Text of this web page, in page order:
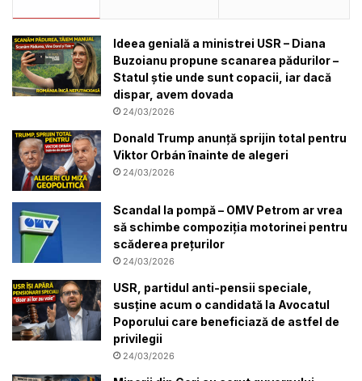
Ideea genială a ministrei USR – Diana
Buzoianu propune scanarea pădurilor –
Statul știe unde sunt copacii, iar dacă
dispar, avem dovada
24/03/2026
Donald Trump anunță sprijin total pentru
Viktor Orbán înainte de alegeri
24/03/2026
Scandal la pompă – OMV Petrom ar vrea
să schimbe compoziția motorinei pentru
scăderea prețurilor
24/03/2026
USR, partidul anti-pensii speciale,
susține acum o candidată la Avocatul
Poporului care beneficiază de astfel de
privilegii
24/03/2026